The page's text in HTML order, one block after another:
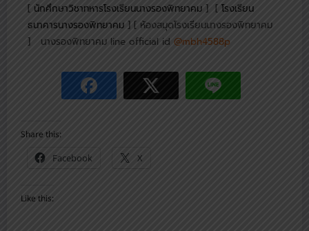
[ นักศึกษาวิชาทหารโรงเรียนนางรองพิทยาคม ] [ โรงเรียน
ธนาคารนางรองพิทยาคม ] [ ห้องสมุดโรงเรียนนางรองพิทยาคม
] นางรองพิทยาคม line official id @mbh4588p
Share this:
Facebook
X
Like this: